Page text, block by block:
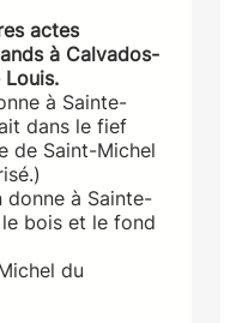
actes
à Calvados-
Louis.
à Sainte-
dans le fief
de Saint-Michel
donne à Sainte-
bois et le fond
du